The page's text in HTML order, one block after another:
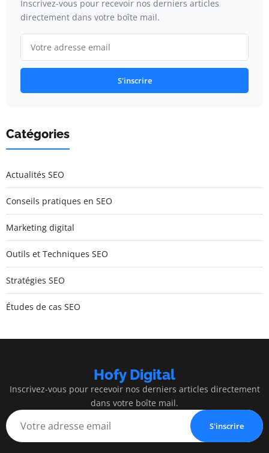
Inscrivez-vous pour recevoir nos derniers articles
directement dans votre boîte mail.
S'inscrire
Catégories
Actualités SEO
Conseils pratiques en SEO
Marketing digital
Outils et Techniques SEO
Stratégies SEO
Études de cas SEO
Hofy Digital
Inscrivez-vous pour recevoir nos derniers articles directement
dans votre boîte mail.
S'inscrire